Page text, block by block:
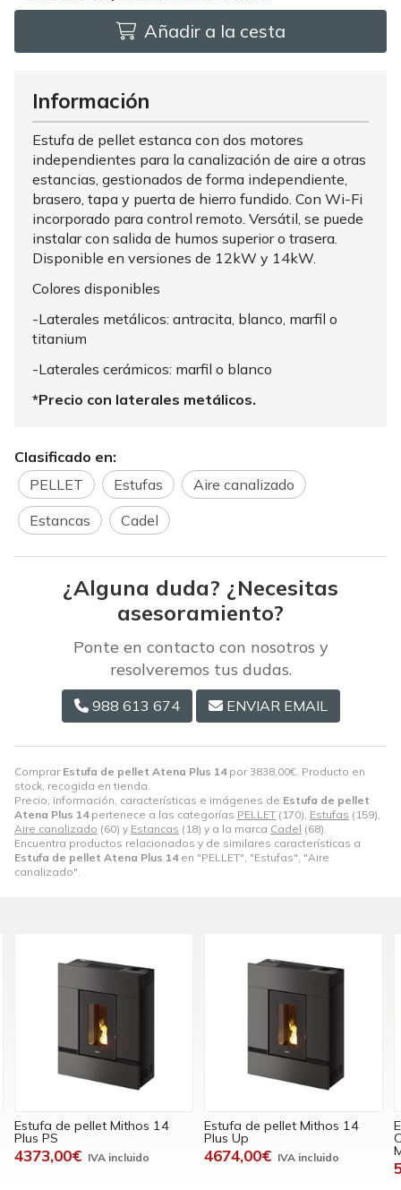
Añadir a la cesta
Comprar Estufa de pellet Atena Plus 14por3838,00€ . Producto en
stock, recogida en tienda.
Precio, información, características e imágenes de Estufa de pellet
Atena Plus 14pertenece a las categorías PELLET (170), Estufas (159),
Aire canalizado (60) y Estancas (18) y a la marca Cadel (68).
Encuentra productos relacionados y de similares características a
Estufa de pellet Atena Plus 14en "PELLET", "Estufas", "Aire
canalizado".
Información
Estufa de pellet estanca con dos motores
independientes para la canalización de aire a otras
estancias, gestionados de forma independiente,
brasero, tapa y puerta de hierro fundido. Con Wi-Fi
incorporado para control remoto. Versátil, se puede
instalar con salida de humos superior o trasera.
Disponible en versiones de 12kW y 14kW.
Colores disponibles
-Laterales metálicos: antracita, blanco, marfil o
titanium
-Laterales cerámicos: marfil o blanco
*Precio con laterales metálicos.
Clasificado en:
PELLET
Estufas
Aire canalizado
Estancas
Cadel
¿Alguna duda? ¿Necesitas
asesoramiento?
Ponte en contacto con nosotros y
resolveremos tus dudas.
988 613 674 ENVIAR EMAIL
Estufa de pellet Mithos 14
Plus PS
4373,00€
Estufa de pellet Mithos 14
Plus Up
4674,00€